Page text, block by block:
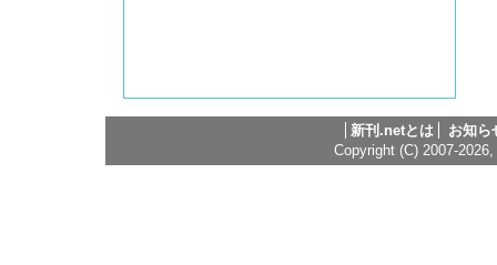
新刊.netとは
お知ら
Copyright (C) 2007-2026,